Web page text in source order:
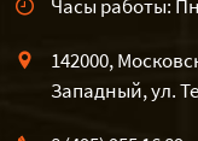
Часы работы:
142000,
Западный, ул.